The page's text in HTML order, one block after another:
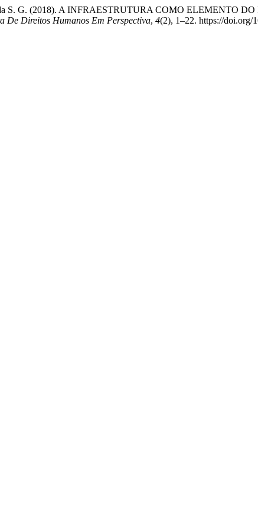
da S. G. (2018). A INFRAESTRUTURA COMO
De Direitos Humanos Em Perspectiva, 4(2), 1–22. https://doi.org/